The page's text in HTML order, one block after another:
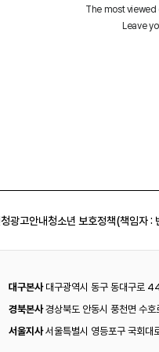
광고안내청소년 보호정책(책임자 :
대구본사대구광역시 동구 동대구로
경북본사경상북도 안동시 풍천면 수
서울지사서울특별시 영등포구 국회